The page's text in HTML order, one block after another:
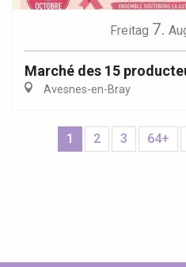
Freitag 7.
Marché des 15
Avesnes-en-Bray
1 2 3 64+